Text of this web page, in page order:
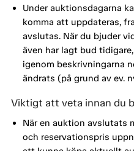
Under auktionsdagarna
komma att uppdateras,
avslutas. När du bjuder
även har lagt bud
igenom beskrivningarna
ändrats (på grund av ev.
Viktigt att veta innan du
När en auktion avslutats
och reservationspris